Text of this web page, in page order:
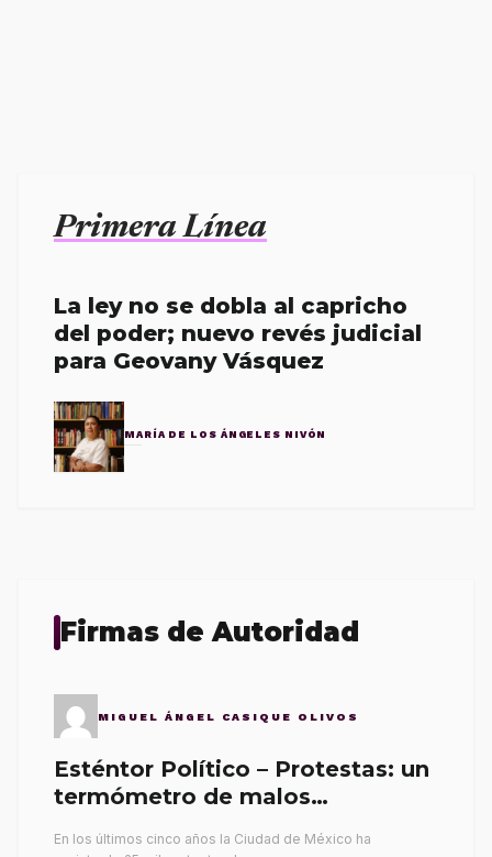
Primera Línea
La ley no se dobla al capricho
del poder; nuevo revés judicial
para Geovany Vásquez
MARÍA DE LOS ÁNGELES NIVÓN
Firmas de Autoridad
MIGUEL ÁNGEL CASIQUE OLIVOS
Esténtor Político – Protestas: un
termómetro de malos
En los últimos cinco años la Ciudad de México ha